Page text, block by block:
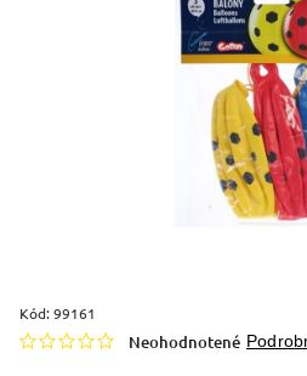
Kód:99161
Neohodnotené